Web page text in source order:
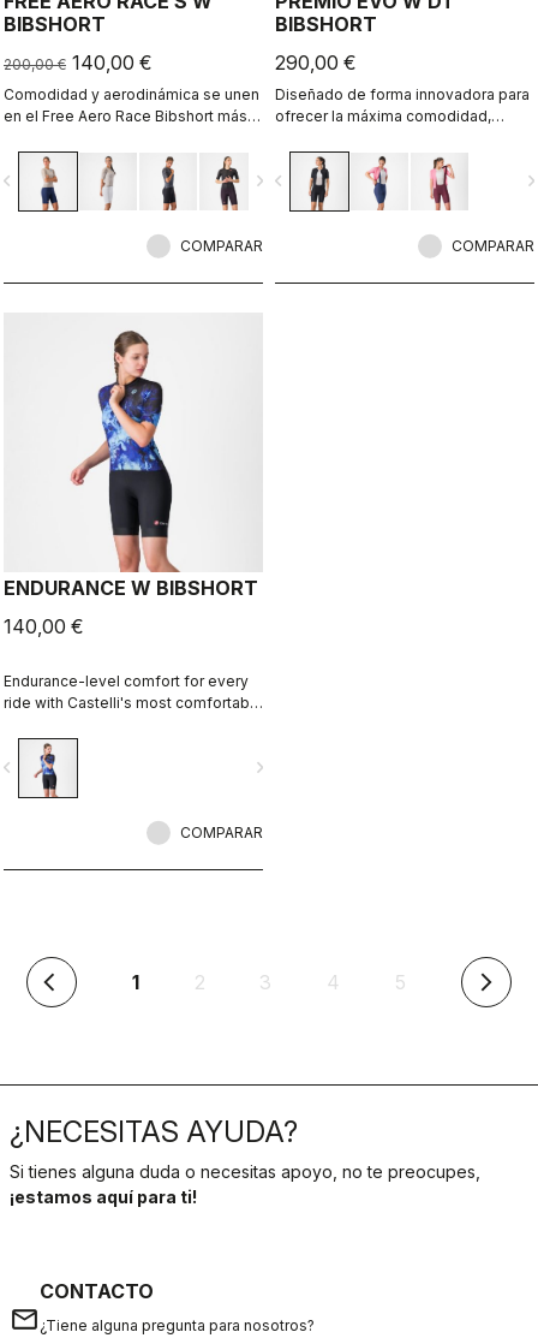
BIBSHORT
200,00 € 140,00 €
Comodidad y aerodinámica se unen
en el Free Aero Race Bibshort más
navigate_next
COMPARAR
BIBSHORT
290,00 €
Diseñado de forma innovadora para
ofrecer la máxima comodidad,
largas distancias.
navigate_before
COMPARAR
ENDURANCE W BIBSHORT
140,00 €
Endurance-level comfort for every
ride with Castelli's most comfortable
navigate_next
COMPARAR
arrow_back_ios 1(actual)
2 3 4 5 arrow_forward_ios
¿NECESITAS AYUDA?
Si tienes alguna duda o necesitas apoyo, no te preocupes,
¡estamos aquí para ti!
email
CONTACTO
¿Tiene alguna pregunta para nosotros?